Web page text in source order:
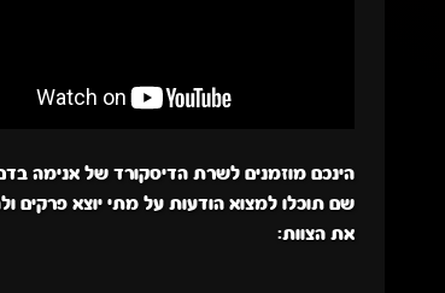
הינכם מוזמנים לשרת הדיסקורד של אנימה
שם תוכלו למצוא הודעות על מתי יוצא פרקים
את הצוות: